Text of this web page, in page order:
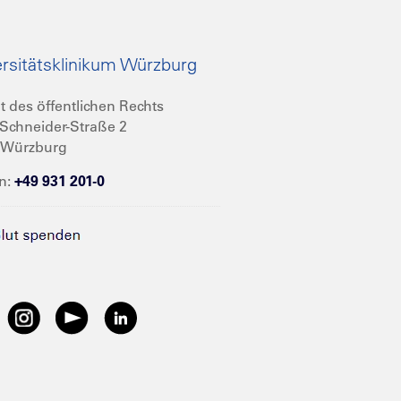
Würzburg
des öffentlichen Rechts
Straße 2
+49 931 201-0